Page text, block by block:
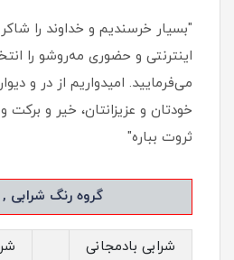
"بسیار خرسندیم و خداوند را
اینترنتی و حضوری مه‌روشو را
می‌فرمایید. امیدواریم از در و
خودتان و عزیزانتان، خیر و
ثروت بباره"
گروه رنگ شرابی , Violet
شرابی بادمجانی